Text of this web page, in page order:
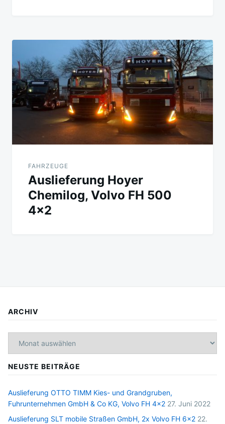
FAHRZEUGE
Auslieferung Hoyer
Chemilog, Volvo FH 500
4×2
ARCHIV
NEUSTE BEITRÄGE
Auslieferung OTTO TIMM Kies- und Grandgruben,
Fuhrunternehmen GmbH & Co KG, Volvo FH 4×2 27. Juni 2022
Auslieferung SLT mobile Straßen GmbH, 2x Volvo FH 6×2 22.